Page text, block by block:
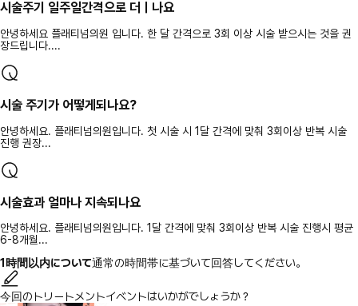
시술주기 일주일간격으로 더ㅣ나요
안녕하세요 플래티넘의원 입니다. 한 달 간격으로 3회 이상 시술 받으시는 것을 권
장드립니다....
시술 주기가 어떻게되나요?
안녕하세요. 플래티넘의원입니다. 첫 시술 시 1달 간격에 맞춰 3회이상 반복 시술
진행 권장...
시술효과 얼마나 지속되나요
안녕하세요. 플래티넘의원입니다. 1달 간격에 맞춰 3회이상 반복 시술 진행시 평균
6-8개월...
1時間以内について通常の時間帯に基づいて回答してください。
今回のトリートメントイベントはいかがでしょうか？